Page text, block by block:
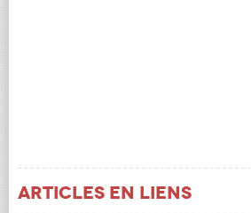
Articles en liens